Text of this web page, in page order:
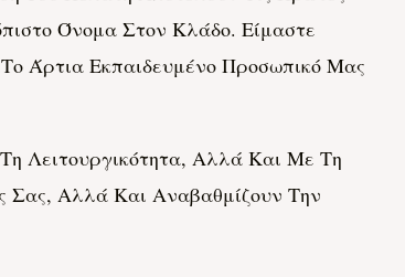
Όνομα Στον Κλάδο. Είμαστε
Άρτια Εκπαιδευμένο Προσωπικό Μας
Λειτουργικότητα, Αλλά Και Με Τη
Σας, Αλλά Και Αναβαθμίζουν Την